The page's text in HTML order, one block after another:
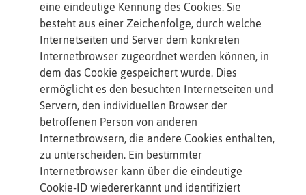
eine eindeutige Kennung des Cookies. Sie
besteht aus einer Zeichenfolge, durch welche
Internetseiten und Server dem konkreten
Internetbrowser zugeordnet werden können, in
dem das Cookie gespeichert wurde. Dies
ermöglicht es den besuchten Internetseiten und
Servern, den individuellen Browser der
betroffenen Person von anderen
Internetbrowsern, die andere Cookies enthalten,
zu unterscheiden. Ein bestimmter
Internetbrowser kann über die eindeutige
Cookie-ID wiedererkannt und identifiziert